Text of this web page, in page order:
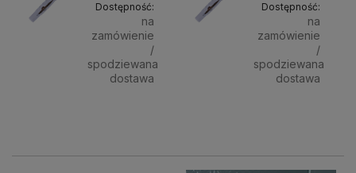
Dostępność:
na
zamówienie
/
spodziewana
dostawa
Dostępność:
na
zamówienie
/
spodziewana
dostawa